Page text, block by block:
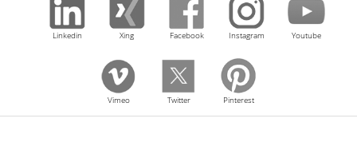
Linkedin Xing Facebook Instagram Youtube
Vimeo Twitter Pinterest